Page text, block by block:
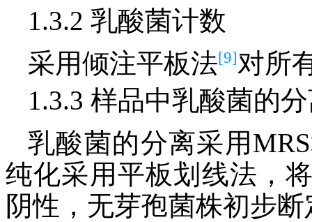
1.3.2 乳酸菌计数
采用倾注平板法[9]对所
1.3.3 样品中乳酸菌的
乳酸菌的分离采用
纯化采用平板划线法，
阴性，无芽孢菌株初步